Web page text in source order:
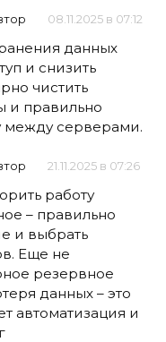
08.11.2025 в 07:12
данных
и снизить
чистить
и правильно
между серверами.
21.11.2025 в 07:26
работу
– правильно
и выбрать
Еще не
резервное
данных – это
автоматизация и